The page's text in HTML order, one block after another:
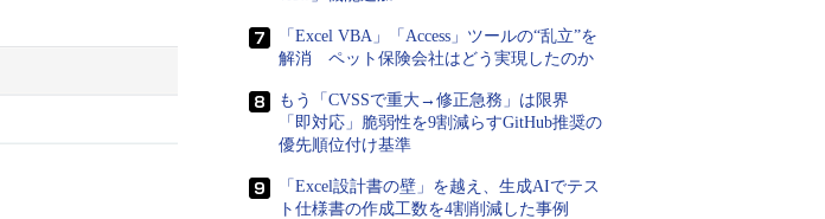
「Excel VBA」「Access」ツールの“乱立”を
解消 ペット保険会社はどう実現したのか
もう「CVSSで重大→修正急務」は限界
「即対応」脆弱性を9割減らすGitHub推奨の
優先順位付け基準
「Excel設計書の壁」を越え、生成AIでテス
ト仕様書の作成工数を4割削減した事例